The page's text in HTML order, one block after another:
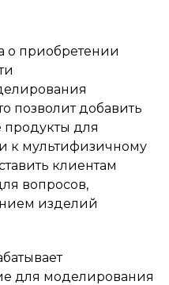
о приобретении
позволит добавить
для
к мультифизичному
клиентам
вопросов,
изделий
для моделирования